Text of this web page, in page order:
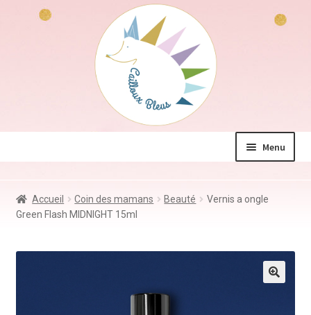
Menu
Jeux & Jouets
Accueil Coin des mamans Beauté
Vernis a ongle
Green Flash MIDNIGHT 15ml